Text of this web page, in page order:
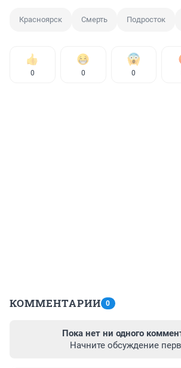
Красноярск Смерть Подросток
0 0 0
КОММЕНТАРИИ 0
Пока нет ни одного
Начните обсуждение